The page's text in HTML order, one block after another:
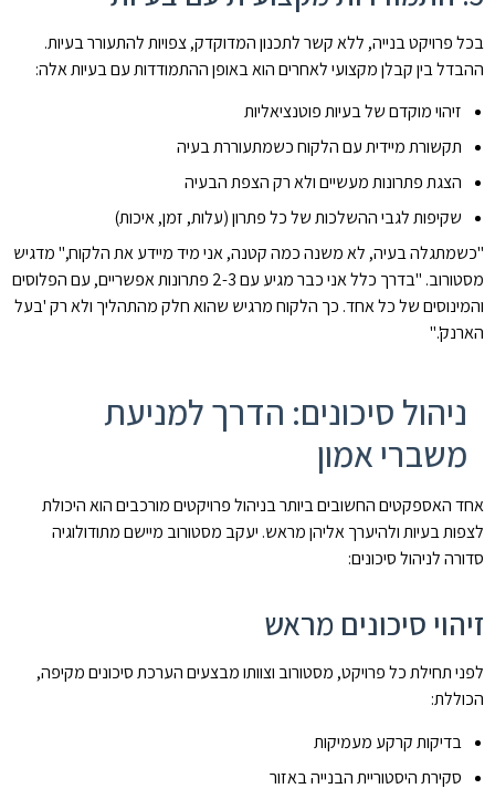
בכל פרויקט בנייה, ללא קשר לתכנון המדוקדק, צפויות להתעורר בעיות.
ההבדל בין קבלן מקצועי לאחרים הוא באופן ההתמודדות עם בעיות אלה:
זיהוי מוקדם של בעיות פוטנציאליות
תקשורת מיידית עם הלקוח כשמתעוררת בעיה
הצגת פתרונות מעשיים ולא רק הצפת הבעיה
שקיפות לגבי ההשלכות של כל פתרון (עלות, זמן, איכות)
"כשמתגלה בעיה, לא משנה כמה קטנה, אני מיד מיידע את הלקוח," מדגיש
מסטורוב. "בדרך כלל אני כבר מגיע עם 2-3 פתרונות אפשריים, עם הפלוסים
והמינוסים של כל אחד. כך הלקוח מרגיש שהוא חלק מהתהליך ולא רק 'בעל
הארנק'."
ניהול סיכונים: הדרך למניעת
משברי אמון
אחד האספקטים החשובים ביותר בניהול פרויקטים מורכבים הוא היכולת
לצפות בעיות ולהיערך אליהן מראש. יעקב מסטורוב מיישם מתודולוגיה
סדורה לניהול סיכונים:
זיהוי סיכונים מראש
לפני תחילת כל פרויקט, מסטורוב וצוותו מבצעים הערכת סיכונים מקיפה,
הכוללת:
בדיקות קרקע מעמיקות
סקירת היסטוריית הבנייה באזור